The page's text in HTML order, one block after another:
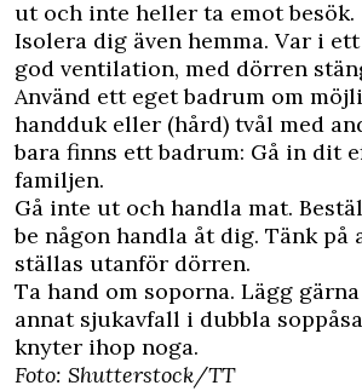
ut och inte heller ta emot besök.
Isolera dig även hemma. Var i
god ventilation, med dörren
Använd ett eget badrum om
handduk eller (hård) tvål med
bara finns ett badrum: Gå in dit
familjen.
Gå inte ut och handla mat.
be någon handla åt dig. Tänk på
ställas utanför dörren.
Ta hand om soporna. Lägg
annat sjukavfall i dubbla
knyter ihop noga.
Foto: Shutterstock/TT